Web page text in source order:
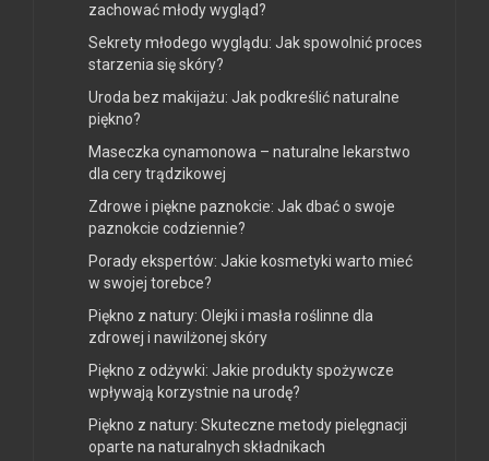
zachować młody wygląd?
Sekrety młodego wyglądu: Jak spowolnić proces
starzenia się skóry?
Uroda bez makijażu: Jak podkreślić naturalne
piękno?
Maseczka cynamonowa – naturalne lekarstwo
dla cery trądzikowej
Zdrowe i piękne paznokcie: Jak dbać o swoje
paznokcie codziennie?
Porady ekspertów: Jakie kosmetyki warto mieć
w swojej torebce?
Piękno z natury: Olejki i masła roślinne dla
zdrowej i nawilżonej skóry
Piękno z odżywki: Jakie produkty spożywcze
wpływają korzystnie na urodę?
Piękno z natury: Skuteczne metody pielęgnacji
oparte na naturalnych składnikach